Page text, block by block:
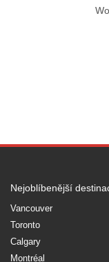
Nejoblíbenější
Vancouver
Toronto
Calgary
Montréal